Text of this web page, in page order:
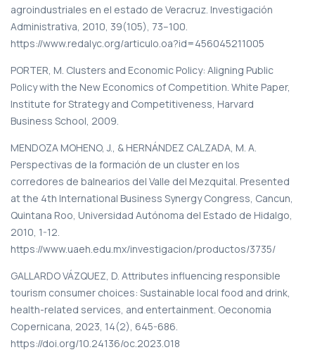
agroindustriales en el estado de Veracruz. Investigación
Administrativa, 2010, 39(105), 73–100.
https://www.redalyc.org/articulo.oa?id=456045211005
PORTER, M. Clusters and Economic Policy: Aligning Public
Policy with the New Economics of Competition. White Paper,
Institute for Strategy and Competitiveness, Harvard
Business School, 2009.
MENDOZA MOHENO, J., & HERNÁNDEZ CALZADA, M. A.
Perspectivas de la formación de un cluster en los
corredores de balnearios del Valle del Mezquital. Presented
at the 4th International Business Synergy Congress, Cancun,
Quintana Roo, Universidad Autónoma del Estado de Hidalgo,
2010, 1-12.
https://www.uaeh.edu.mx/investigacion/productos/3735/
GALLARDO VÁZQUEZ, D. Attributes influencing responsible
tourism consumer choices: Sustainable local food and drink,
health-related services, and entertainment. Oeconomia
Copernicana, 2023, 14(2), 645-686.
https://doi.org/10.24136/oc.2023.018